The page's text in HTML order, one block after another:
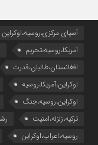
آسیای مرکزی،روسیه،اوکراین
آمریکا،روسیه،تحریم
افغانستان،طالبان،قدرت
اوکراین،آمریکا،روسیه
اوکراین،روسیه،جنگ
ترکیه،زلزله،امنیت
روسیه،اعراب،اوکراین